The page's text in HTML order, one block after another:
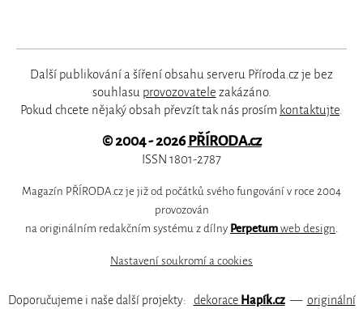
Další publikování a šíření obsahu serveru Příroda.cz je bez
souhlasu provozovatele zakázáno.
Pokud chcete nějaký obsah převzít tak nás prosím kontaktujte.
© 2004 - 2026PŘÍRODA.cz
ISSN 1801-2787
Magazín PŘÍRODA.cz je již od počátků svého fungování v roce 2004
provozován
na originálním redakčním systému z dílny Perpetum web design
Nastavení soukromí a cookies
Doporučujeme i naše další projekty: dekorace Hapík.cz— originální